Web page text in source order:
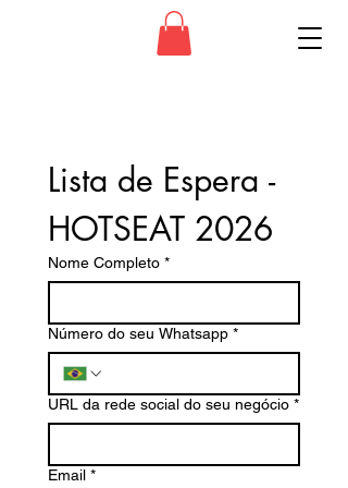
Lista de Espera -
HOTSEAT 2026
Nome Completo *
Número do seu Whatsapp *
URL da rede social do seu negócio *
Email *